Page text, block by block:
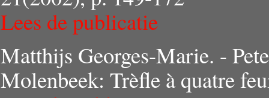
Lees de publicatie
Matthijs Georges-Marie. -
Molenbeek: Trèfle à quatre